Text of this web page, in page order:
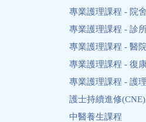
專業護理課程 - 院
專業護理課程 - 診
專業護理課程 - 醫
專業護理課程 - 復
專業護理課程 - 護
護士持續進修
中醫養生課程